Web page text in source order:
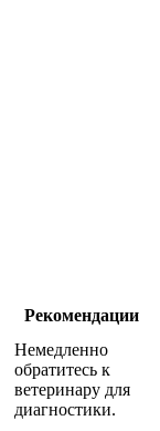
Рекомендации
Немедленно
обратитесь к
ветеринару для
диагностики.